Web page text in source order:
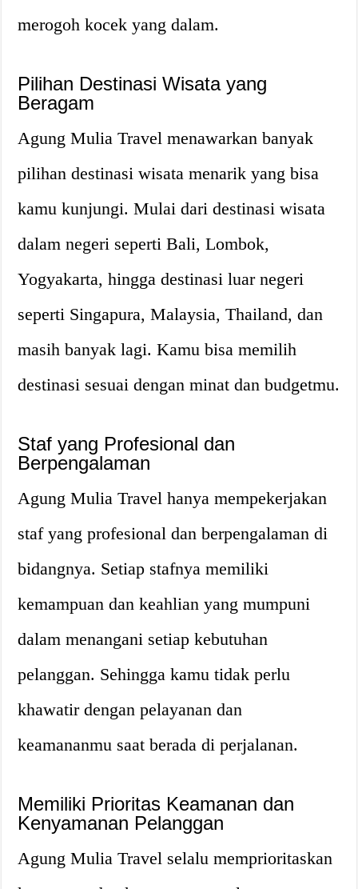
merogoh kocek yang dalam.
Pilihan Destinasi Wisata yang
Beragam
Agung Mulia Travel menawarkan banyak
pilihan destinasi wisata menarik yang bisa
kamu kunjungi. Mulai dari destinasi wisata
dalam negeri seperti Bali, Lombok,
Yogyakarta, hingga destinasi luar negeri
seperti Singapura, Malaysia, Thailand, dan
masih banyak lagi. Kamu bisa memilih
destinasi sesuai dengan minat dan budgetmu.
Staf yang Profesional dan
Berpengalaman
Agung Mulia Travel hanya mempekerjakan
staf yang profesional dan berpengalaman di
bidangnya. Setiap stafnya memiliki
kemampuan dan keahlian yang mumpuni
dalam menangani setiap kebutuhan
pelanggan. Sehingga kamu tidak perlu
khawatir dengan pelayanan dan
keamananmu saat berada di perjalanan.
Memiliki Prioritas Keamanan dan
Kenyamanan Pelanggan
Agung Mulia Travel selalu memprioritaskan